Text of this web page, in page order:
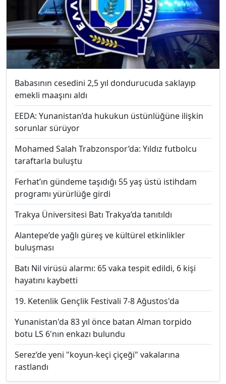
Babasının cesedini 2,5 yıl dondurucuda saklayıp
emekli maaşını aldı
EEDA: Yunanistan’da hukukun üstünlüğüne ilişkin
sorunlar sürüyor
Mohamed Salah Trabzonspor’da: Yıldız futbolcu
taraftarla buluştu
Ferhat’ın gündeme taşıdığı 55 yaş üstü istihdam
programı yürürlüğe girdi
Trakya Üniversitesi Batı Trakya’da tanıtıldı
Alantepe’de yağlı güreş ve kültürel etkinlikler
buluşması
Batı Nil virüsü alarmı: 65 vaka tespit edildi, 6 kişi
hayatını kaybetti
19. Ketenlik Gençlik Festivali 7-8 Ağustos'da
Yunanistan'da 83 yıl önce batan Alman torpido
botu LS 6'nın enkazı bulundu
Serez’de yeni "koyun-keçi çiçeği" vakalarına
rastlandı